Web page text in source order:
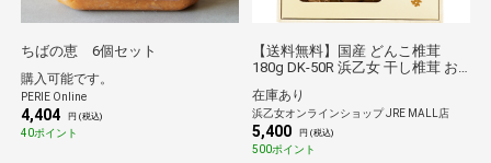
ちばの恵 6個セット
購入可能です。
PERIE Online
4,404 円 (税込)
40ポイント
【送料無料】国産 どんこ椎茸
180g DK-50R 浜乙女 干し椎茸 お
在庫あり
浜乙女オンラインショップ JRE MALL店
5,400 円 (税込)
500ポイント